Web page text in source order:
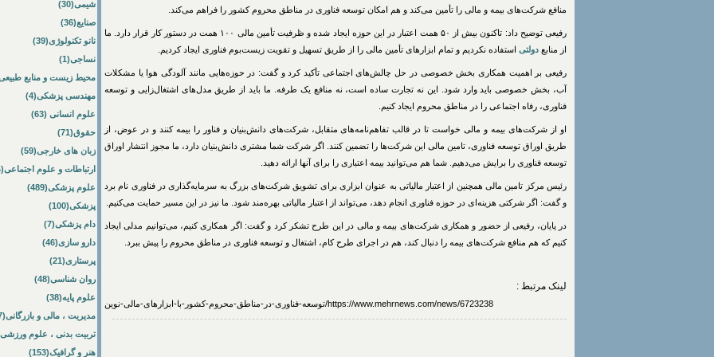
منافع شرکت‌های بیمه و مالی را تأمین می‌کند و هم امکان توسعه فناوری در مناطق محروم کشور را فراهم می‌کند.
رفیعی توضیح داد: تاکنون بیش از ۵۰ همت اعتبار در این حوزه ایجاد شده و ظرفیت تأمین مالی ۱۰۰ همت در دستور کار قرار دارد. ما
از منابع دولتی استفاده نکردیم و تمام ابزارهای تأمین مالی را از طریق تسهیل و تقویت زیست‌بوم فناوری ایجاد کردیم.
رفیعی بر اهمیت همکاری بخش خصوصی در حل چالش‌های اجتماعی تأکید کرد و گفت: در حوزه‌هایی مانند آلودگی هوا یا مشکلات
آب، بخش خصوصی باید وارد شود. این نه تجارت ساده است، نه منافع یک طرفه. ما باید از طریق مدل‌های اشتغال‌زایی و توسعه
فناوری، رفاه اجتماعی را در مناطق محروم ایجاد کنیم.
او از شرکت‌های بیمه و مالی خواست تا در قالب تفاهم‌نامه‌های متقابل، شرکت‌های دانش‌بنیان و فناور را بیمه کنند و در عوض، از
طریق اوراق توسعه فناوری، تامین مالی این شرکت‌ها را تضمین کنند. اگر شرکت شما مشتری دانش‌بنیان دارد، ما مجوز انتشار اوراق
توسعه فناوری را برایش می‌دهیم. شما هم می‌توانید بیمه اعتباری را برای آنها ارائه دهید.
رئیس مرکز تامین مالی همچنین از اعتبار مالیاتی به عنوان ابزاری برای تشویق شرکت‌های بزرگ به سرمایه‌گذاری در فناوری نام برد
و گفت: اگر شرکتی هزینه‌ای در حوزه فناوری انجام دهد، می‌تواند از اعتبار مالیاتی بهره‌مند شود. ما نیز در این مسیر حمایت می‌کنیم.
در پایان، رفیعی از حضور و همکاری شرکت‌های بیمه و مالی در این طرح تشکر کرد و گفت: اگر همکاری کنیم، می‌توانیم مدلی ایجاد
کنیم که هم منافع شرکت‌های بیمه را دنبال کند، هم در اجرای طرح کام، اشتغال و توسعه فناوری در مناطق محروم را پیش ببرد.
لینک مرتبط :
https://www.mehrnews.com/news/6723238/توسعه-فناوری-در-مناطق-محروم-کشور-با-ابزارهای-مالی-نوین
شیمی(30)
صنایع(36)
نانو تکنولوژی(39)
نساجی(1)
محیط زیست و منابع
مهندسی پزشکی(4)
علوم انسانی (63)
حقوق(71)
زبان های خارجی(59)
ارتباطات و علوم اجتماعی(84)
علوم پزشکی(489)
پزشکی(100)
دام پزشکی(7)
دارو سازی(46)
پرستاری(21)
روان شناسی(48)
علوم پایه(38)
مدیریت ، مالی و بازرگانی(57)
تربیت بدنی ، علوم
هنر و گرافیک(153)